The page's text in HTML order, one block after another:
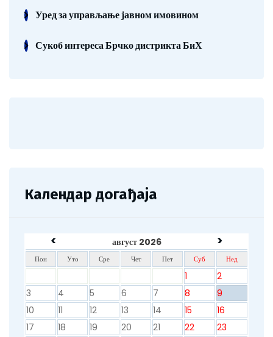
Уред за управљање јавном имовином
Сукоб интереса Брчко дистрикта БиХ
Календар догађаја
< август 2026 >
Пон Уто Сре Чет Пет Суб Нед
1
2
3
4 5 6 7 8
9
10
11 12 13 14 15
16
17
18 19 20 21 22
23